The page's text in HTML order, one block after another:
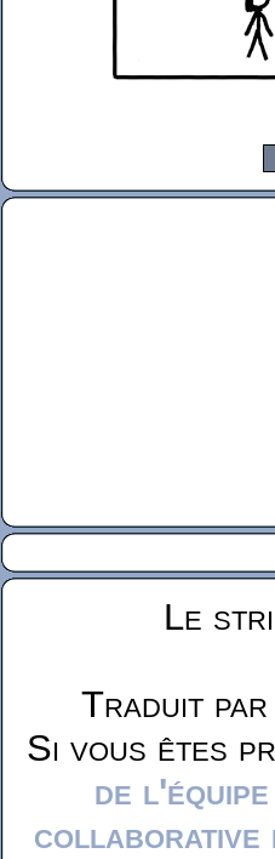
Le
Traduit par
Si vous êtes
de
collaborative